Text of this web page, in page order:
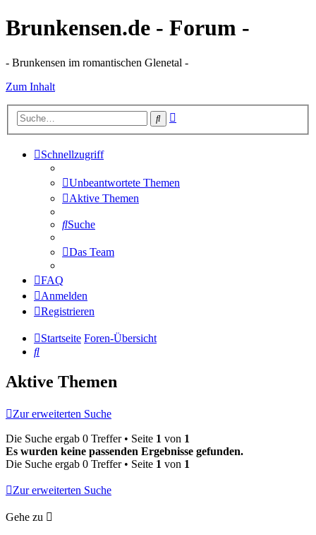
Brunkensen.de - Forum -
- Brunkensen im romantischen Glenetal -
Zum Inhalt
Suche
Schnellzugriff
Unbeantwortete Themen
Aktive Themen
Suche
Das Team
FAQ
Anmelden
Registrieren
Startseite Foren-Übersicht
Suche
Aktive Themen
Zur erweiterten Suche
Die Suche ergab 0 Treffer • Seite 1 von 1
Es wurden keine passenden Ergebnisse gefunden.
Die Suche ergab 0 Treffer • Seite 1 von 1
Zur erweiterten Suche
Gehe zu